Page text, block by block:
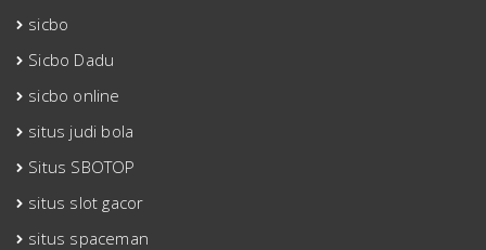
sicbo
Sicbo Dadu
sicbo online
situs judi bola
Situs SBOTOP
situs slot gacor
situs spaceman